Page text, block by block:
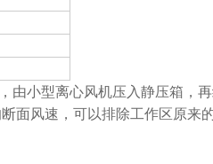
小型离心风机压入静压箱，
面风速，可以排除工作区原来